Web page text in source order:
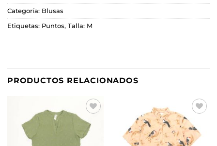
Categoría: Blusas
Etiquetas: Puntos, Talla: M
PRODUCTOS RELACIONADOS
Añadir
a la
lista de
deseos
Añadir
a la
lista de
deseos